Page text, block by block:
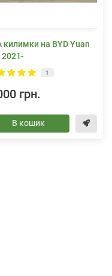
килимки на BYD Yuan
2021-
1
грн.
В кошик